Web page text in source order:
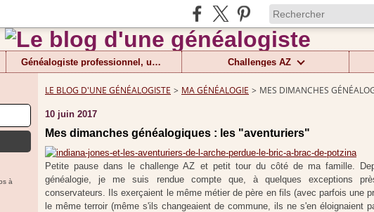
Généalogiste professionnel, un métier Challenges AZ
à
LE BLOG D'UNE GÉNÉALOGISTE > MA GÉNÉALOGIE > MES DIMANCHES
10 juin 2017
Mes dimanches généalogiques : les "aventuriers"
Petite pause dans le challenge AZ et petit tour du côté de ma famille.
généalogie, je me suis rendue compte que, à quelques exceptions
conservateurs. Ils exerçaient le même métier de père en fils (avec parfois une
le même terroir (même s'ils changeaient de commune, ils ne s'en éloignaient